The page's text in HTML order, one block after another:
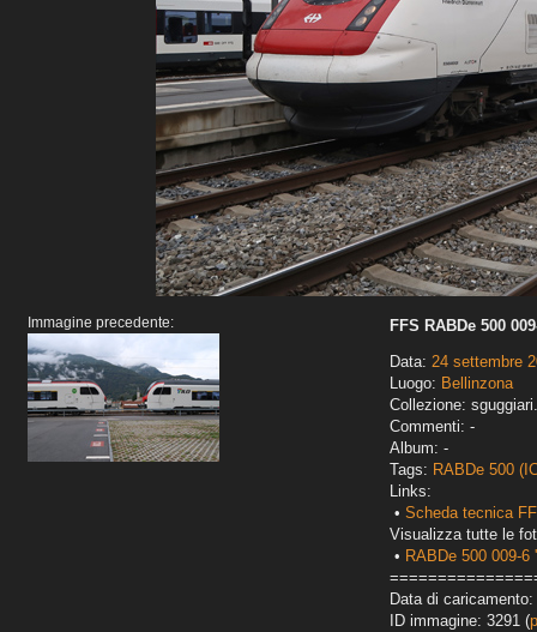
Immagine precedente:
FFS RABDe 500
Data: 24 settembre
Luogo: Bellinzona
Collezione:
Commenti: -
Album: -
Tags: RABDe 500
Links:
• Scheda tecnica
Visualizza tutte le
• RABDe 500 009-6
Data di
ID immagine: 3291 (